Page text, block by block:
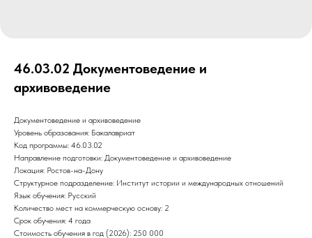
46.03.02 Документоведение и
архивоведение
Документоведение и архивоведение
Уровень образования: Бакалавриат
Код программы: 46.03.02
Направление подготовки: Документоведение и архивоведение
Локация: Ростов-на-Дону
Структурное подразделение: Институт истории и международных отношений
Язык обучения: Русский
Количество мест на коммерческую основу: 2
Срок обучения: 4 года
Стоимость обучения в год (2026): 250 000